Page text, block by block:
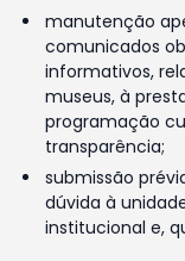
manutenção
comunicados
informativos,
museus, à
programação
transparência;
submissão
dúvida à
institucional e,